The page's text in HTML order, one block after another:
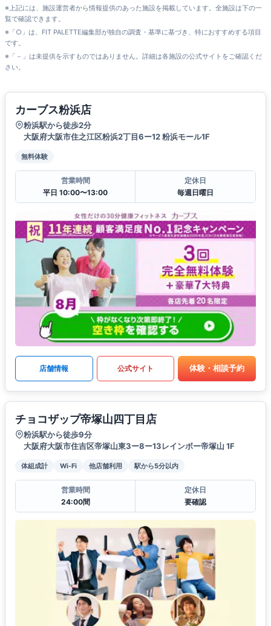
※上記には、施設運営者から情報提供のあった施設を掲載しています。全施設は下の一
覧で確認できます。
※「○」は、FIT PALETTE編集部が独自の調査・基準に基づき、特におすすめする項目
です。
※「－」は未提供を示すものではありません。詳細は各施設の公式サイトをご確認くだ
さい。
カーブス粉浜店
粉浜駅から徒歩2分
大阪府大阪市住之江区粉浜2丁目6ー12 粉浜モール1F
無料体験
営業時間
平日 10:00〜13:00
定休日
毎週日曜日
店舗情報 公式サイト 体験・相談予約
チョコザップ帝塚山四丁目店
粉浜駅から徒歩9分
大阪府大阪市住吉区帝塚山東3ー8ー13レインボー帝塚山 1F
体組成計 Wi-Fi 他店舗利用 駅から5分以内
営業時間
24:00間
定休日
要確認